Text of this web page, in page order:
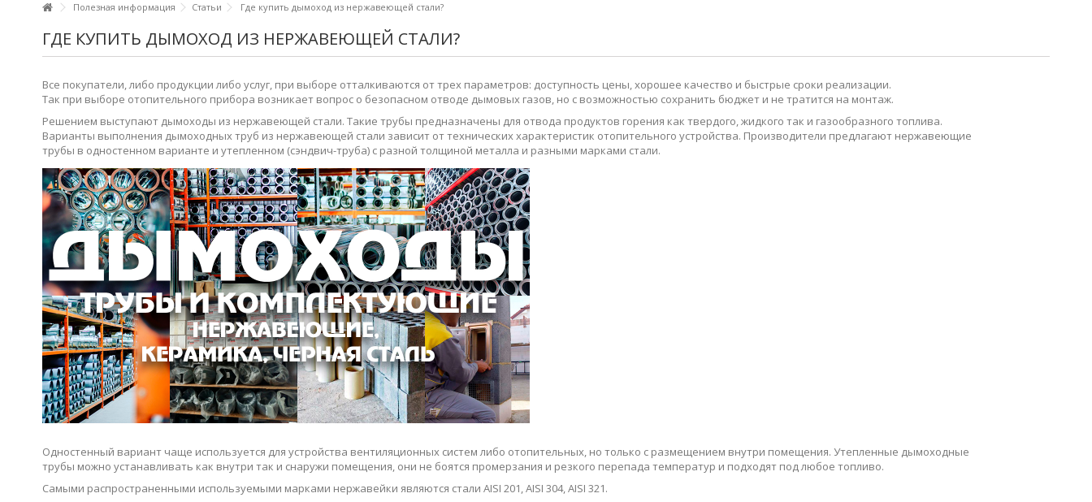
Полезная информация Статьи Где купить дымоход из нержавеющей стали?
ГДЕ КУПИТЬ ДЫМОХОД ИЗ НЕРЖАВЕЮЩЕЙ СТАЛИ?
Все покупатели, либо продукции либо услуг, при выборе отталкиваются от трех параметров: доступность цены, хорошее качество и быстрые сроки реализации.
Так при выборе отопительного прибора возникает вопрос о безопасном отводе дымовых газов, но с возможностью сохранить бюджет и не тратится на монтаж.
Решением выступают дымоходы из нержавеющей стали. Такие трубы предназначены для отвода продуктов горения как твердого, жидкого так и газообразного топлива.
Варианты выполнения дымоходных труб из нержавеющей стали зависит от технических характеристик отопительного устройства. Производители предлагают нержавеющие
трубы в одностенном варианте и утепленном (сэндвич-труба) с разной толщиной металла и разными марками стали.
Одностенный вариант чаще используется для устройства вентиляционных систем либо отопительных, но только с размещением внутри помещения. Утепленные дымоходные
трубы можно устанавливать как внутри так и снаружи помещения, они не боятся промерзания и резкого перепада температур и подходят под любое топливо.
Самыми распространенными используемыми марками нержавейки являются стали AISI 201,AISI 304,AISI 321.